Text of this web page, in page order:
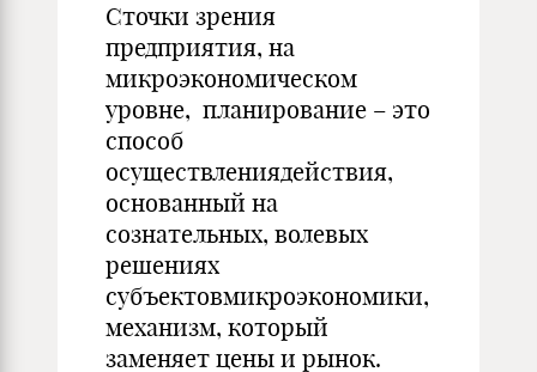
Сточки зрения
предприятия, на
микроэкономическом
уровне, планирование – это
способ
осуществлениядействия,
основанный на
сознательных, волевых
решениях
субъектовмикроэкономики,
механизм, который
заменяет цены и рынок.